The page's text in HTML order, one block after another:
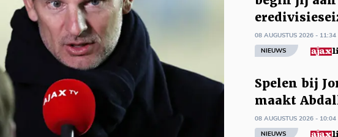
08 AUGUSTUS 2026 - 11:34
NIEUWS
Spelen bij
maakt
08 AUGUSTUS 2026 - 10:04
NIEUWS